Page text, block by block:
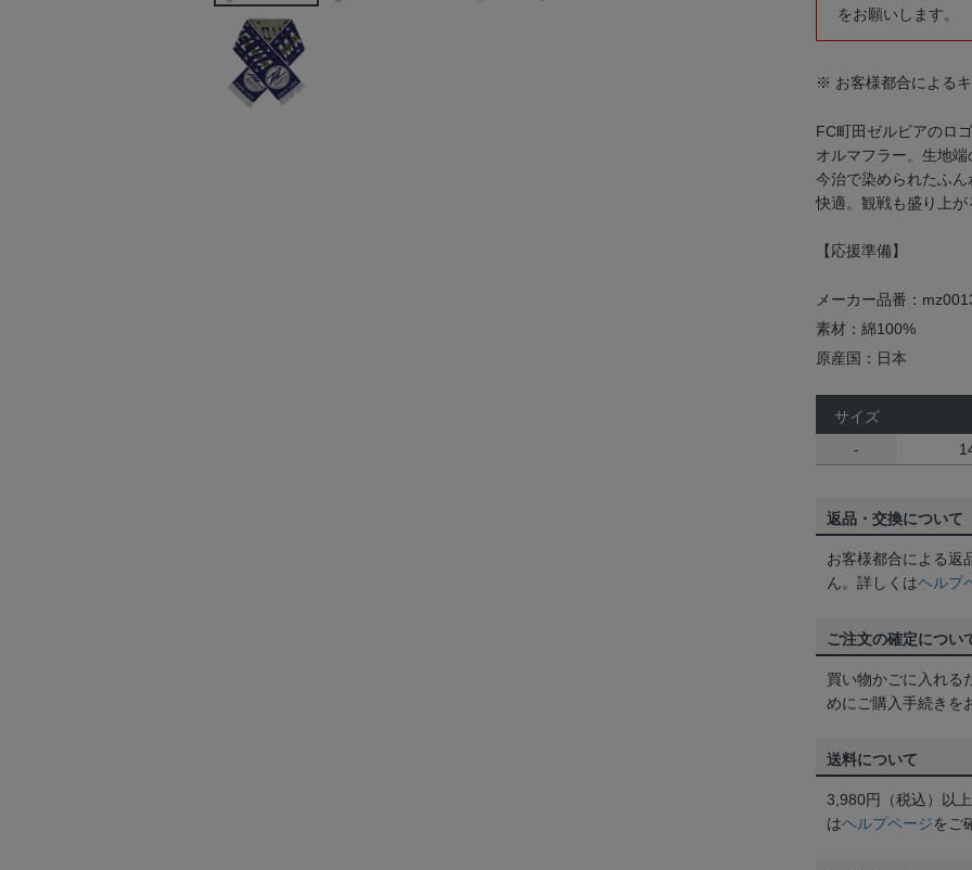
をお願いします。
※ お客様都合による
FC町田ゼルビアのロ
オルマフラー。生地
今治で染められたふ
快適。観戦も盛り上
【応援準備】
メーカー品番：
素材：綿100%
原産国：日本
サイズ
-
返品・交換について
お客様都合による返
ん。詳しくはヘルプ
ご注文の確定につい
買い物かごに入れる
めにご購入手続きを
送料について
3,980円（税込）以
はヘルプページをご